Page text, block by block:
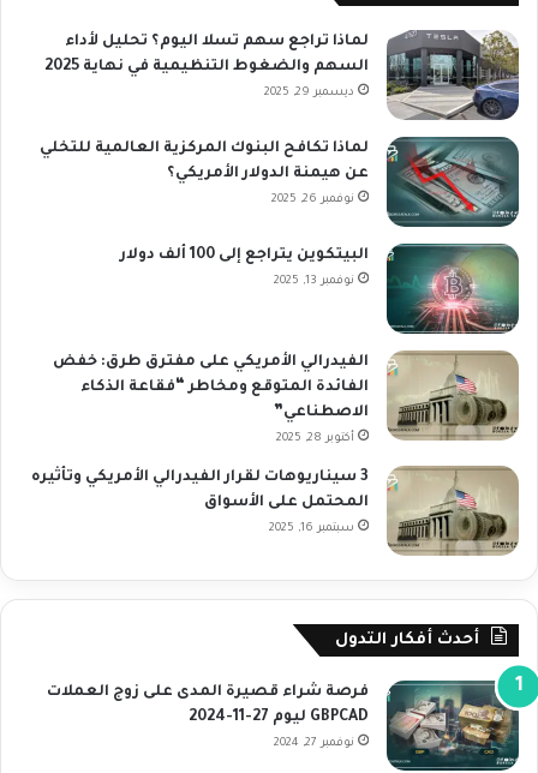
لماذا تراجع سهم تسلا اليوم؟ تحليل لأداء
السهم والضغوط التنظيمية في نهاية 2025
ديسمبر 29, 2025
لماذا تكافح البنوك المركزية العالمية للتخلي
عن هيمنة الدولار الأمريكي؟
نوفمبر 26, 2025
البيتكوين يتراجع إلى 100 ألف دولار
نوفمبر 13, 2025
الفيدرالي الأمريكي على مفترق طرق: خفض
الفائدة المتوقع ومخاطر “فقاعة الذكاء
الاصطناعي”
أكتوبر 28, 2025
3 سيناريوهات لقرار الفيدرالي الأمريكي وتأثيره
المحتمل على الأسواق
سبتمبر 16, 2025
أحدث أفكار التدول
فرصة شراء قصيرة المدى على زوج العملات
GBPCAD ليوم 27-11-2024
نوفمبر 27, 2024